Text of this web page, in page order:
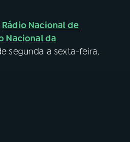
Rádio Nacional de
Nacional da
segunda a sexta-feira,